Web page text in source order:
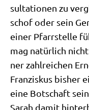
sul­ta­tio­nen zu
schof oder sein
einer Pfarr­stel­le
mag natür­lich
ner zahl­rei­chen
Fran­zis­kus bis­her
eine Bot­schaft
Sarah damit